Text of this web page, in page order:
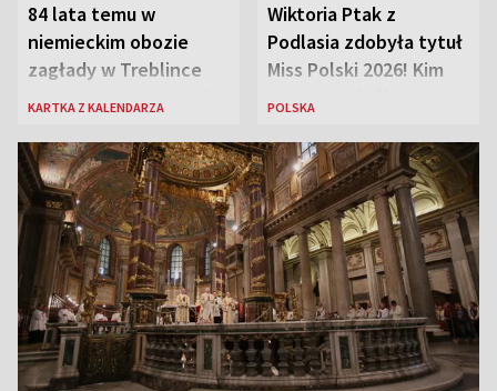
84 lata temu w
niemieckim obozie
zagłady w Treblince
zmarł Janusz Korczak
KARTKA Z KALENDARZA
Wiktoria Ptak z
Podlasia zdobyła tytuł
Miss Polski 2026! Kim
jest nowa królowa
POLSKA